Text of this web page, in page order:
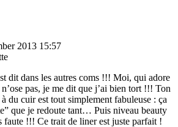
2013 15:57
dit dans les autres coms !!! Moi, qui adore
pas, je me dit que j’ai bien tort !!! Ton
à du cuir est tout simplement fabuleuse : ça
que je redoute tant… Puis niveau beauty
faute !!! Ce trait de liner est juste parfait !